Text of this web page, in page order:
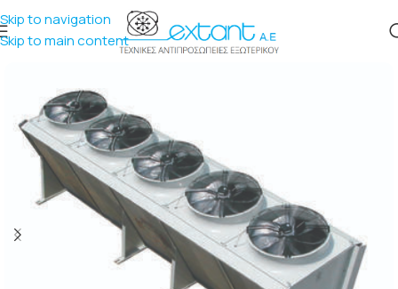
Skip to navigation
Skip to main content